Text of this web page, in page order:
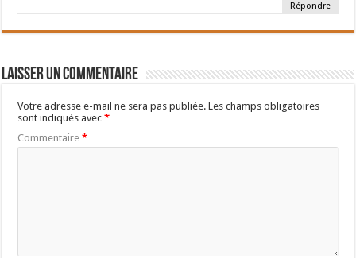
Répondre
Laisser un commentaire
Votre adresse e-mail ne sera pas publiée. Les champs obligatoires
sont indiqués avec*
Commentaire*